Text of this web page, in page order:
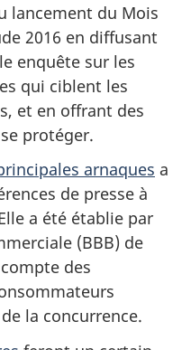
lancement du Mois
2016 en diffusant
enquête sur les
qui ciblent les
et en offrant des
protéger.
arnaques a
de presse à
a été établie par
(BBB) de
des
la concurrence.